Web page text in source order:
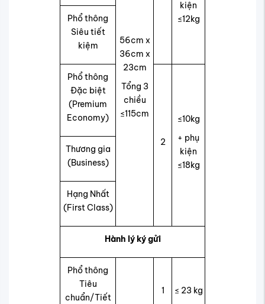
56cm x
36cm x
23cm
Tổng 3
chiều
≤115cm
kiện
≤12kg
Phổ thông
Siêu tiết
kiệm
Phổ thông
Đặc biệt
(Premium
Economy)
2
≤10kg
+ phụ
kiện
≤18kg
Thương gia
(Business)
Hạng Nhất
(First Class)
Hành lý ký gửi
Phổ thông
Tiêu
chuẩn/Tiết
1 ≤ 23 kg